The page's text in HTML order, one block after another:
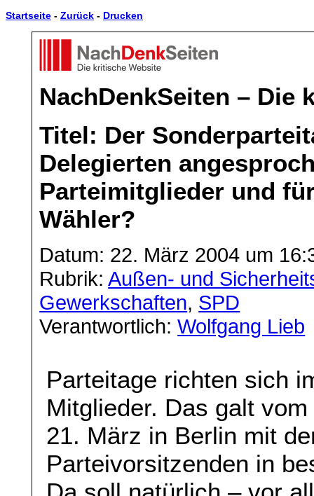
Startseite - Zurück - Drucken
NachDenkSeiten – Die
Titel: Der
Delegierten
Parteimitglieder und
Wähler?
Datum: 22. März 2004 um
Rubrik:Außen- und
Gewerkschaften, SPD
Verantwortlich:Wolfgang Lieb
Parteitage richten sich
Mitglieder. Das galt
21. März in Berlin mit
Parteivorsitzenden in